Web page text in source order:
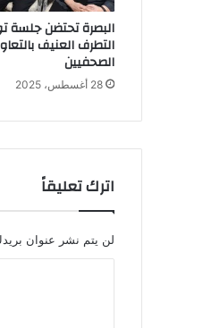
البصرة تحتضن جلسة
التطرف العنيف
الصحفيين
28 أغسطس، 2025
اترك تعليقاً
لن يتم نشر عنوان